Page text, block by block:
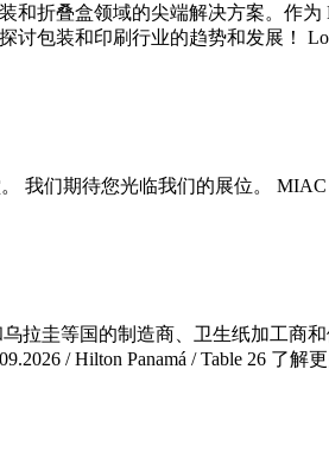
折叠盒领域的尖端解决方案。作为
包装和印刷行业的趋势和发展！
们期待您光临我们的展位。 MIAC
拉圭等国的制造商、卫生纸加工商
/ Hilton Panamá / Table 26 了解